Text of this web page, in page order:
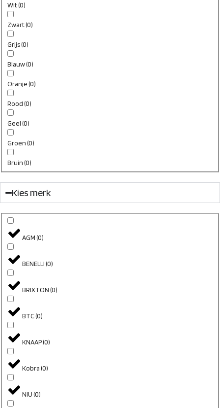
Wit(0)
Zwart(0)
Grijs(0)
Blauw(0)
Oranje(0)
Rood(0)
Geel(0)
Groen(0)
Bruin(0)
Kies merk
AGM(0)
BENELLI(0)
BRIXTON(0)
BTC(0)
KNAAP(0)
Kobra(0)
NIU(0)